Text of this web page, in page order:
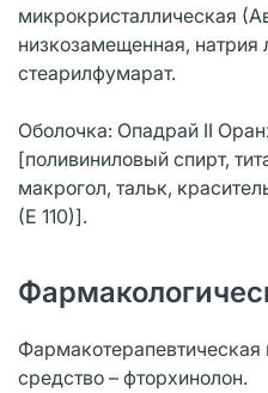
микрокристаллическая
низкозамещенная, натрия
стеарилфумарат.
Оболочка: Опадрай II
[поливиниловый спирт,
макрогол, тальк,
(Е 110)].
средство – фторхинолон.